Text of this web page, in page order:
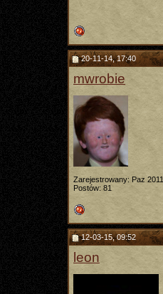
20-11-14, 17:40
mwrobie
Zarejestrowany: Paz 2011
Postów: 81
12-03-15, 09:52
leon